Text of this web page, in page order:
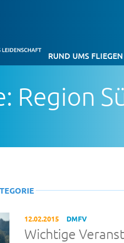
RUND UMS FLIEGEN
Region
12.02.2015 DMFV
Wichtige